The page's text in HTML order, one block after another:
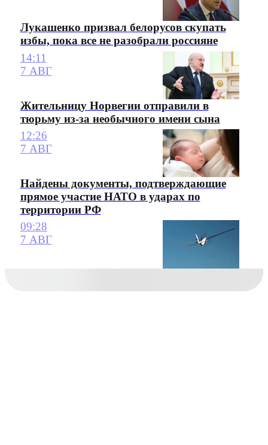
Лукашенко призвал белорусов скупать
избы, пока все не разобрали россияне
14:11
7 АВГ
Жительницу Норвегии отправили в
тюрьму из-за необычного имени сына
12:26
7 АВГ
Найдены документы, подтверждающие
прямое участие НАТО в ударах по
территории РФ
09:28
7 АВГ